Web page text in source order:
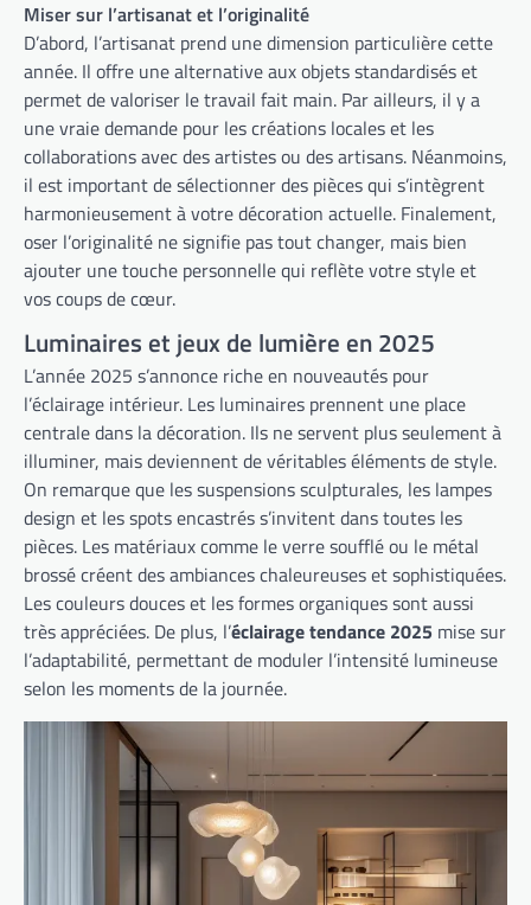
Miser sur l’artisanat et l’originalité
D’abord, l’artisanat prend une dimension particulière cette
année. Il offre une alternative aux objets standardisés et
permet de valoriser le travail fait main. Par ailleurs, il y a
une vraie demande pour les créations locales et les
collaborations avec des artistes ou des artisans. Néanmoins,
il est important de sélectionner des pièces qui s’intègrent
harmonieusement à votre décoration actuelle. Finalement,
oser l’originalité ne signifie pas tout changer, mais bien
ajouter une touche personnelle qui reflète votre style et
vos coups de cœur.
Luminaires et jeux de lumière en 2025
L’année 2025 s’annonce riche en nouveautés pour
l’éclairage intérieur. Les luminaires prennent une place
centrale dans la décoration. Ils ne servent plus seulement à
illuminer, mais deviennent de véritables éléments de style.
On remarque que les suspensions sculpturales, les lampes
design et les spots encastrés s’invitent dans toutes les
pièces. Les matériaux comme le verre soufflé ou le métal
brossé créent des ambiances chaleureuses et sophistiquées.
Les couleurs douces et les formes organiques sont aussi
très appréciées. De plus, l’éclairage tendance 2025 mise sur
l’adaptabilité, permettant de moduler l’intensité lumineuse
selon les moments de la journée.